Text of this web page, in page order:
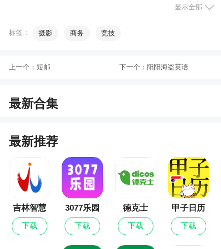
界面；
要编辑的文字就可以成功进行编辑文字了。
【怎么去掉水印】
虽然在水印相机里面有着大量的水印模板，但
是里面去水印功能居然没有，不过不要着急，小编
为你带来一款去水印大师快速去掉水印；
打开这个软件以后，我们可以点击左下角的“相
显示全部
标签： 摄影 商务 竞技
上一个： 短邮 下一个： 阳阳海盗英语
最新合集
最新推荐
吉林智慧
人社
下载
3077乐园
下载
德克士
下载
甲子日历
下载